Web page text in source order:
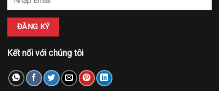
Kết nối với chúng tôi